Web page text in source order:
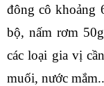
đông cô khoảng
bộ, nấm rơm
các loại gia vị
muối, nước